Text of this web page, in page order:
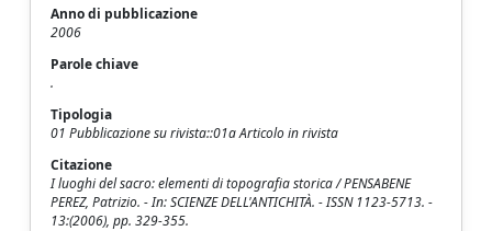
Anno di pubblicazione
2006
Parole chiave
.
Tipologia
01 Pubblicazione su rivista::01a Articolo in rivista
Citazione
I luoghi del sacro: elementi di topografia storica / PENSABENE
PEREZ, Patrizio. - In: SCIENZE DELL'ANTICHITÀ. - ISSN 1123-5713. -
13:(2006), pp. 329-355.